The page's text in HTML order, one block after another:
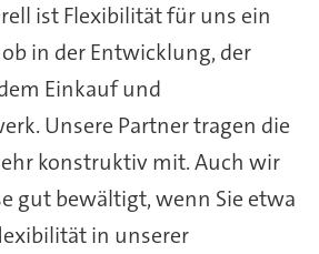
ist Flexibilität für uns ein
ob in der Entwicklung, der
Einkauf und
Unsere Partner tragen die
konstruktiv mit. Auch wir
gut bewältigt, wenn Sie etwa
in unserer